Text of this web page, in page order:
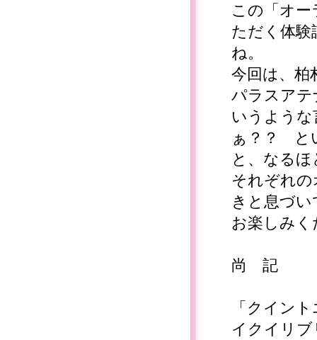
この「オ
ただく体
ね。
今回は、柏
パラスアテ
いうよう
ぁ？？ と
と、なる
それぞれ
きと息づ
お楽しみ
尚 記
「クイン
イクイリ